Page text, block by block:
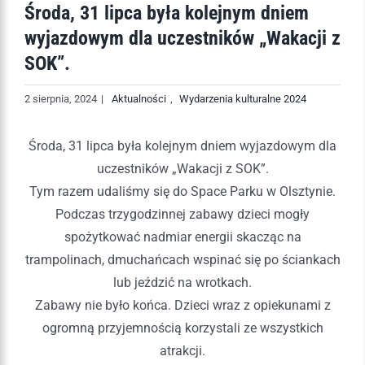
Środa, 31 lipca była kolejnym dniem
wyjazdowym dla uczestników „Wakacji z
SOK”.
2 sierpnia, 2024 | Aktualności Wydarzenia kulturalne 2024
Środa, 31 lipca była kolejnym dniem wyjazdowym dla
uczestników „Wakacji z SOK”.
Tym razem udaliśmy się do Space Parku w Olsztynie.
Podczas trzygodzinnej zabawy dzieci mogły
spożytkować nadmiar energii skacząc na
trampolinach, dmuchańcach wspinać się po ściankach
lub jeździć na wrotkach.
Zabawy nie było końca. Dzieci wraz z opiekunami z
ogromną przyjemnością korzystali ze wszystkich
atrakcji.